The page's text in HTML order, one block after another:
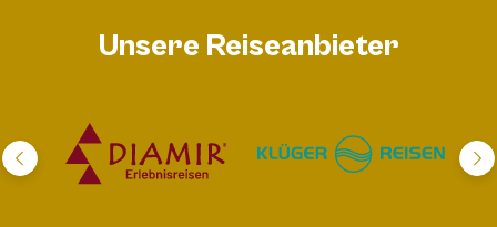
Unsere Reiseanbieter